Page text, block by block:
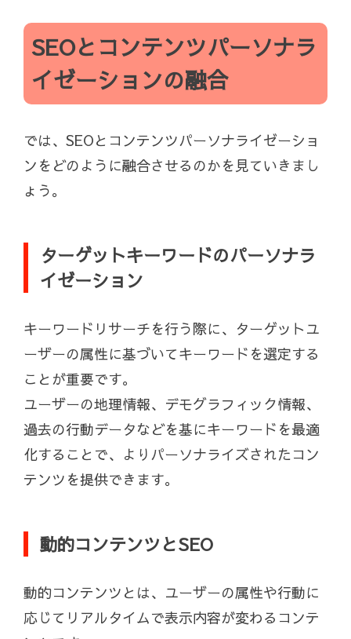
SEOとコンテンツパーソナラ
イゼーションの融合
では、SEOとコンテンツパーソナライゼーショ
ンをどのように融合させるのかを見ていきまし
ょう。
ターゲットキーワードのパーソナラ
イゼーション
キーワードリサーチを行う際に、ターゲットユ
ーザーの属性に基づいてキーワードを選定する
ことが重要です。
ユーザーの地理情報、デモグラフィック情報、
過去の行動データなどを基にキーワードを最適
化することで、よりパーソナライズされたコン
テンツを提供できます。
動的コンテンツとSEO
動的コンテンツとは、ユーザーの属性や行動に
応じてリアルタイムで表示内容が変わるコンテ